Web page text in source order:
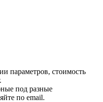
параметров, стоимость
под разные
по email.